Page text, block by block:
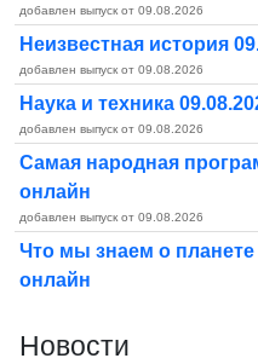
добавлен выпуск от 09.08.2026
Неизвестная история
добавлен выпуск от 09.08.2026
Наука и техника
добавлен выпуск от 09.08.2026
Самая народная
онлайн
добавлен выпуск от 09.08.2026
Что мы знаем о планете
онлайн
Новости